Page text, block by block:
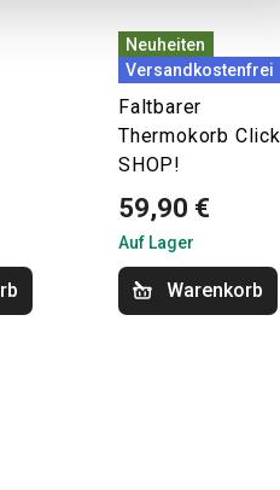
Neuheiten
Versandkostenfrei
Faltbarer
Thermokorb Click
SHOP!
59,90 €
Auf Lager
Warenkorb